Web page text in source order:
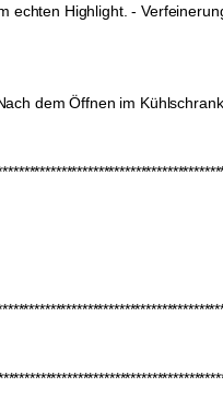
Highlight. -
dem Öffnen im